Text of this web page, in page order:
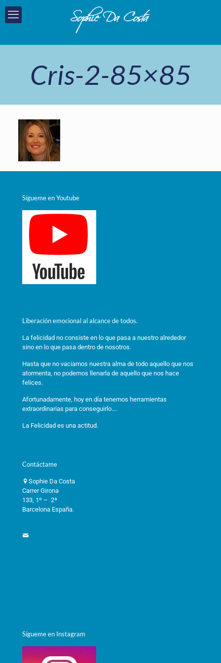
Cris-2-85×85
Sígueme en Youtube
Liberación emocional al alcance de todos.
La felicidad no consiste en lo que pasa a nuestro alrededor
sino en lo que pasa dentro de nosotros.
Hasta que no vaciamos nuestra alma de todo aquello que nos
atormenta, no podemos llenarla de aquello que nos hace
felices.
Afortunadamente, hoy en día tenemos herramientas
extraordinarias para conseguirlo….
La Felicidad es una actitud.
Contáctame
Sophie Da Costa
Carrer Girona
133, 1º – 2ª
Barcelona España.
Sígueme en Instagram